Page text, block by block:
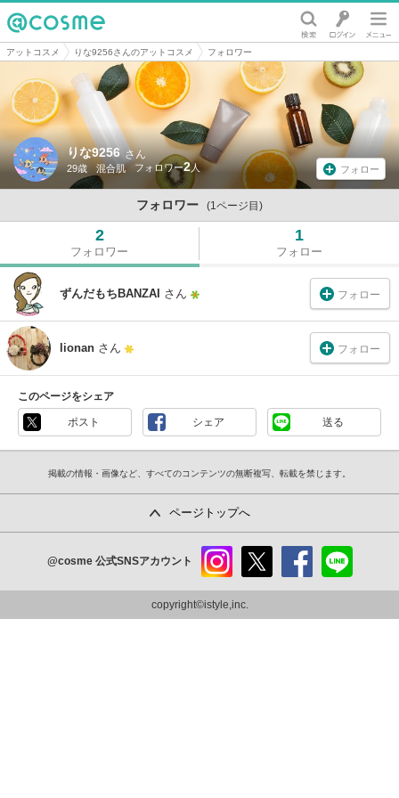
@cosme
アットコスメ りな9256さんのアットコスメ フォロワー
りな9256 さん
29歳 混合肌 2 フォロー
フォロワー (1ページ目)
2
フォロワー
1
フォロー
ずんだもちBANZAI さん フォロー
lionan さん フォロー
このページをシェア
ポスト シェア 送る
掲載の情報・画像など、すべてのコンテンツの無断複写、転載を禁じます。
ページトップへ
@cosme 公式SNSアカウント
ram
copyright©istyle,inc.